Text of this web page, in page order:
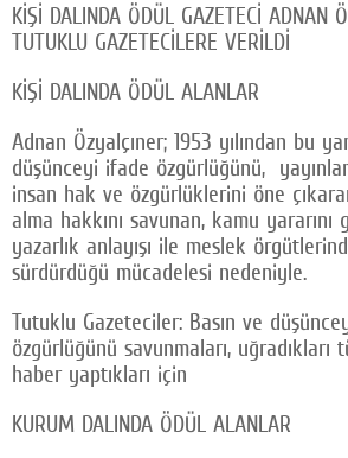
KİŞİ DALINDA ÖDÜL GAZETECİ ADNAN
TUTUKLU GAZETECİLERE VERİLDİ
KİŞİ DALINDA ÖDÜL ALANLAR
Adnan Özyalçıner; 1953 yılından bu
düşünceyi ifade özgürlüğünü,
insan hak ve özgürlüklerini öne
alma hakkını savunan, kamu
yazarlık anlayışı ile meslek
sürdürdüğü mücadelesi nedeniyle.
Tutuklu Gazeteciler: Basın ve
özgürlüğünü savunmaları, uğradıkları
haber yaptıkları için
KURUM DALINDA ÖDÜL ALANLAR